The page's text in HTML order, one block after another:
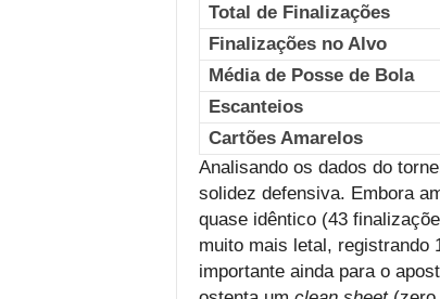
Total de Finalizações
Finalizações no Alvo
Média de Posse de Bola
Escanteios
Cartões Amarelos
Analisando os dados do
solidez defensiva. Embora
quase idêntico (43
muito mais letal, registrando
importante ainda para o